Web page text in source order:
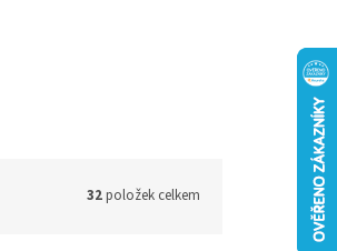
32položek celkem